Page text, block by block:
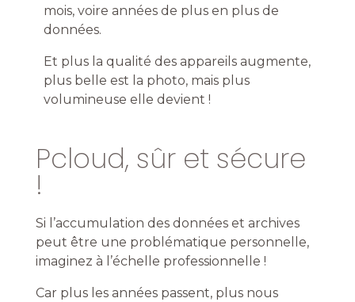
mois, voire années de plus en plus de
données.
Et plus la qualité des appareils augmente,
plus belle est la photo, mais plus
volumineuse elle devient !
Pcloud, sûr et sécure
!
Si l’accumulation des données et archives
peut être une problématique personnelle,
imaginez à l’échelle professionnelle !
Car plus les années passent, plus nous